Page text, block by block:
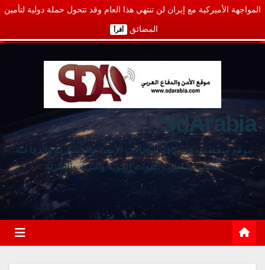
المواجهة الأميركية مع إيران لن تنتهي هذا العام وقد تتحول حملة دولية لتأمين
المضائق أقرأ
SdArabia
موقع متخصص في كافة المجالات الأمنية والعسكرية والدفاعية،
يغطي نشاطات القوات الجوية والبرية والبحرية